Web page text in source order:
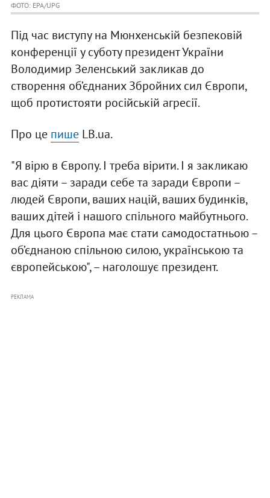
ФОТО: EPA/UPG
Під час виступу на Мюнхенській безпековій
конференції у суботу президент України
Володимир Зеленський закликав до
створення об’єднаних Збройних сил Європи,
щоб протистояти російській агресії.
Про це пишеLB.ua.
"Я вірю в Європу. І треба вірити. І я закликаю
вас діяти – заради себе та заради Європи –
людей Європи, ваших націй, ваших будинків,
ваших дітей і нашого спільного майбутнього.
Для цього Європа має стати самодостатньою –
об’єднаною спільною силою, українською та
європейською", – наголошує президент.
РЕКЛАМА